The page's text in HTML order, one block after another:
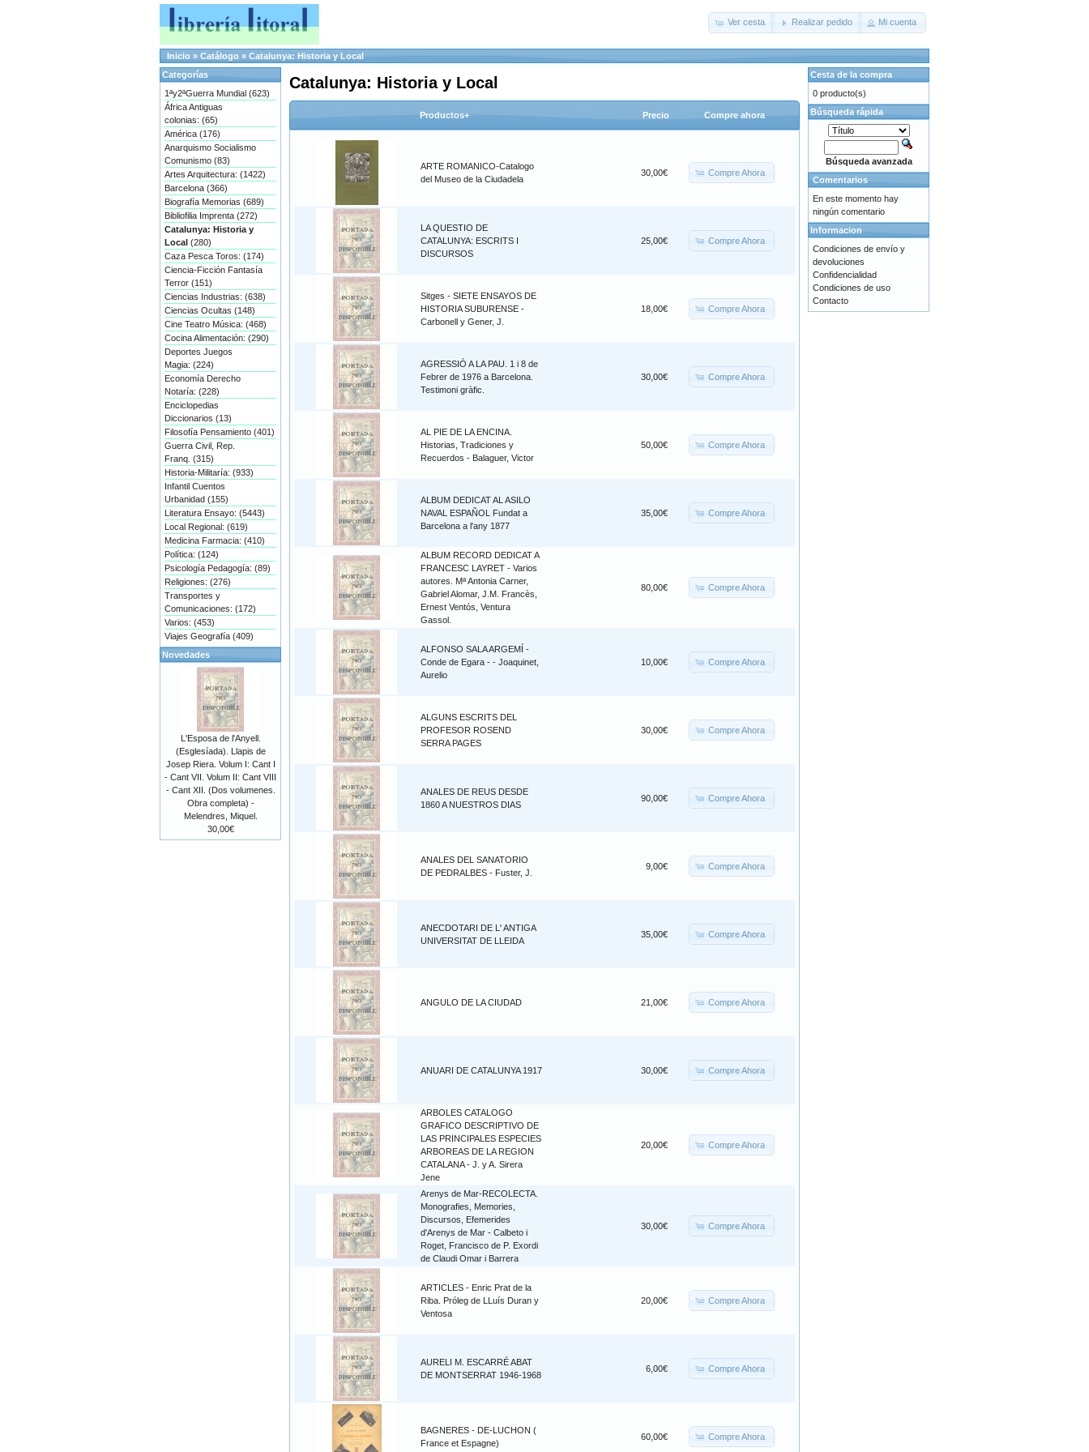
Ver cesta Realizar pedido Mi cuenta
Inicio » Catálogo » Catalunya: Historia y Local
Catalunya: Historia y Local
Productos+ Precio Compre ahora
ARTE ROMANICO-Catalogo
del Museo de la Ciudadela
30,00€ Compre Ahora
LA QUESTIO DE
CATALUNYA: ESCRITS I
DISCURSOS
25,00€ Compre Ahora
Sitges - SIETE ENSAYOS DE
HISTORIA SUBURENSE -
Carbonell y Gener, J.
18,00€ Compre Ahora
AGRESSIÓ A LA PAU. 1 i 8 de
Febrer de 1976 a Barcelona.
Testimoni gràfic.
30,00€ Compre Ahora
AL PIE DE LA ENCINA.
Historias, Tradiciones y
Recuerdos - Balaguer, Victor
50,00€ Compre Ahora
ALBUM DEDICAT AL ASILO
NAVAL ESPAÑOL Fundat a
Barcelona a l'any 1877
35,00€ Compre Ahora
ALBUM RECORD DEDICAT A
FRANCESC LAYRET - Varios
autores. Mª Antonia Carner,
Gabriel Alomar, J.M. Francès,
Ernest Ventós, Ventura
Gassol.
80,00€ Compre Ahora
ALFONSO SALA ARGEMÍ -
Conde de Egara - - Joaquinet,
Aurelio
10,00€ Compre Ahora
ALGUNS ESCRITS DEL
PROFESOR ROSEND
SERRA PAGES
30,00€ Compre Ahora
ANALES DE REUS DESDE
1860 A NUESTROS DIAS
90,00€ Compre Ahora
ANALES DEL SANATORIO
DE PEDRALBES - Fuster, J.
9,00€ Compre Ahora
ANECDOTARI DE L' ANTIGA
UNIVERSITAT DE LLEIDA
35,00€ Compre Ahora
ANGULO DE LA CIUDAD 21,00€ Compre Ahora
ANUARI DE CATALUNYA 1917 30,00€ Compre Ahora
ARBOLES CATALOGO
GRAFICO DESCRIPTIVO DE
LAS PRINCIPALES ESPECIES
ARBOREAS DE LA REGION
CATALANA - J. y A. Sirera
Jene
20,00€ Compre Ahora
Arenys de Mar-RECOLECTA.
Monografies, Memories,
Discursos, Efemerides
d'Arenys de Mar - Calbeto i
Roget, Francisco de P. Exordi
de Claudi Omar i Barrera
30,00€ Compre Ahora
ARTICLES - Enric Prat de la
Riba. Próleg de LLuís Duran y
Ventosa
20,00€ Compre Ahora
AURELI M. ESCARRÉ ABAT
DE MONTSERRAT 1946-1968
6,00€ Compre Ahora
BAGNERES - DE-LUCHON (
France et Espagne)
60,00€ Compre Ahora
Categorías
1ªy2ªGuerra Mundial (623)
África Antiguas
colonias: (65)
América (176)
Anarquismo Socialismo
Comunismo (83)
Artes Arquitectura: (1422)
Barcelona (366)
Biografía Memorias (689)
Bibliofilia Imprenta (272)
Catalunya: Historia y
Local (280)
Caza Pesca Toros: (174)
Ciencia-Ficción Fantasía
Terror (151)
Ciencias Industrias: (638)
Ciencias Ocultas (148)
Cine Teatro Música: (468)
Cocina Alimentación: (290)
Deportes Juegos
Magia: (224)
Economía Derecho
Notaría: (228)
Enciclopedias
Diccionarios (13)
Filosofía Pensamiento (401)
Guerra Civil, Rep.
Franq. (315)
Historia-Militaría: (933)
Infantil Cuentos
Urbanidad (155)
Literatura Ensayo: (5443)
Local Regional: (619)
Medicina Farmacia: (410)
Política: (124)
Psicología Pedagogía: (89)
Religiones: (276)
Transportes y
Comunicaciones: (172)
Varios: (453)
Viajes Geografía (409)
Novedades
L'Esposa de l'Anyell.
(Esglesíada). Llapis de
Josep Riera. Volum I: Cant I
- Cant VII. Volum II: Cant VIII
- Cant XII. (Dos volumenes.
Obra completa) -
Melendres, Miquel.
30,00€
Cesta de la compra
0 producto(s)
Búsqueda rápida
Búsqueda avanzada
Comentarios
En este momento hay
ningún comentario
Informacion
Condiciones de envío y
devoluciones
Confidencialidad
Condiciones de uso
Contacto